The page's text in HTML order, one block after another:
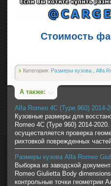
Стоимость
Категория: Размеры кузова Alfa
А также:
Alfa Romeo 4C (Type 960) 2014-
Кузовные размеры для
Romeo 4C (Type 960) 2014-
осуществляется проверка
рихтовкой поврежденных
Размеры кузова Alfa Romeo
Выборка из заводской
Romeo Giulietta Body
контрольные точки геометрии